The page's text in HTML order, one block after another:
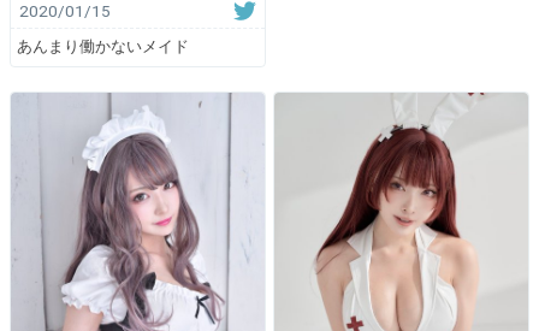
2020/01/15
あんまり働かないメイド